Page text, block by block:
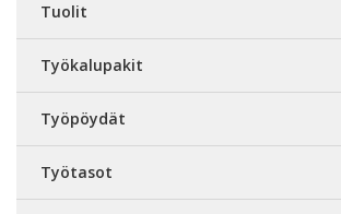
Tuolit
Työkalupakit
Työpöydät
Työtasot